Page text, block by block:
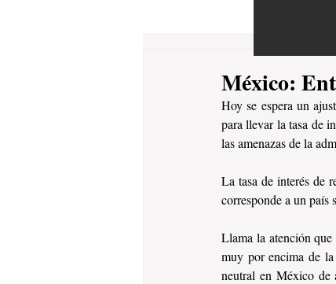
México:
Hoy se espera un
para llevar la tasa de
las amenazas de la
La tasa de interés de
corresponde a un país
Llama la atención
muy por encima de
neutral en México de